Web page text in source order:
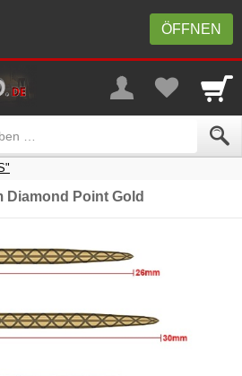
ÖFFNEN
Diamond Point Gold